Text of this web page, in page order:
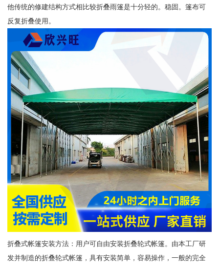
他传统的修建结构方式相比较折叠雨篷是十分轻的。稳固。篷布可
反复折叠使用。
折叠式帐篷安装方法：用户可自由安装折叠轮式帐篷。由本工厂研
发并制造的折叠轮式帐篷，具有安装简单，容易操作，一般的完全